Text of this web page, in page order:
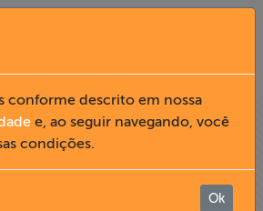
conforme descrito em nossa
e, ao seguir navegando, você
condições.
Ok